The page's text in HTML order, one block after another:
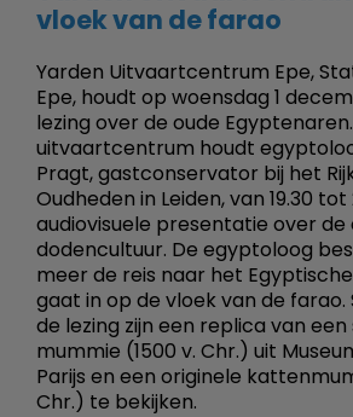
vloek van de farao
Yarden Uitvaartcentrum Epe,
Epe, houdt op woensdag 1
lezing over de oude
uitvaartcentrum houdt
Pragt, gastconservator bij het
Oudheden in Leiden, van 19.30 tot
audiovisuele presentatie over
dodencultuur. De egyptoloog
meer de reis naar het
gaat in op de vloek van de
de lezing zijn een replica van
mummie (1500 v. Chr.) uit
Parijs en een originele
Chr.) te bekijken.